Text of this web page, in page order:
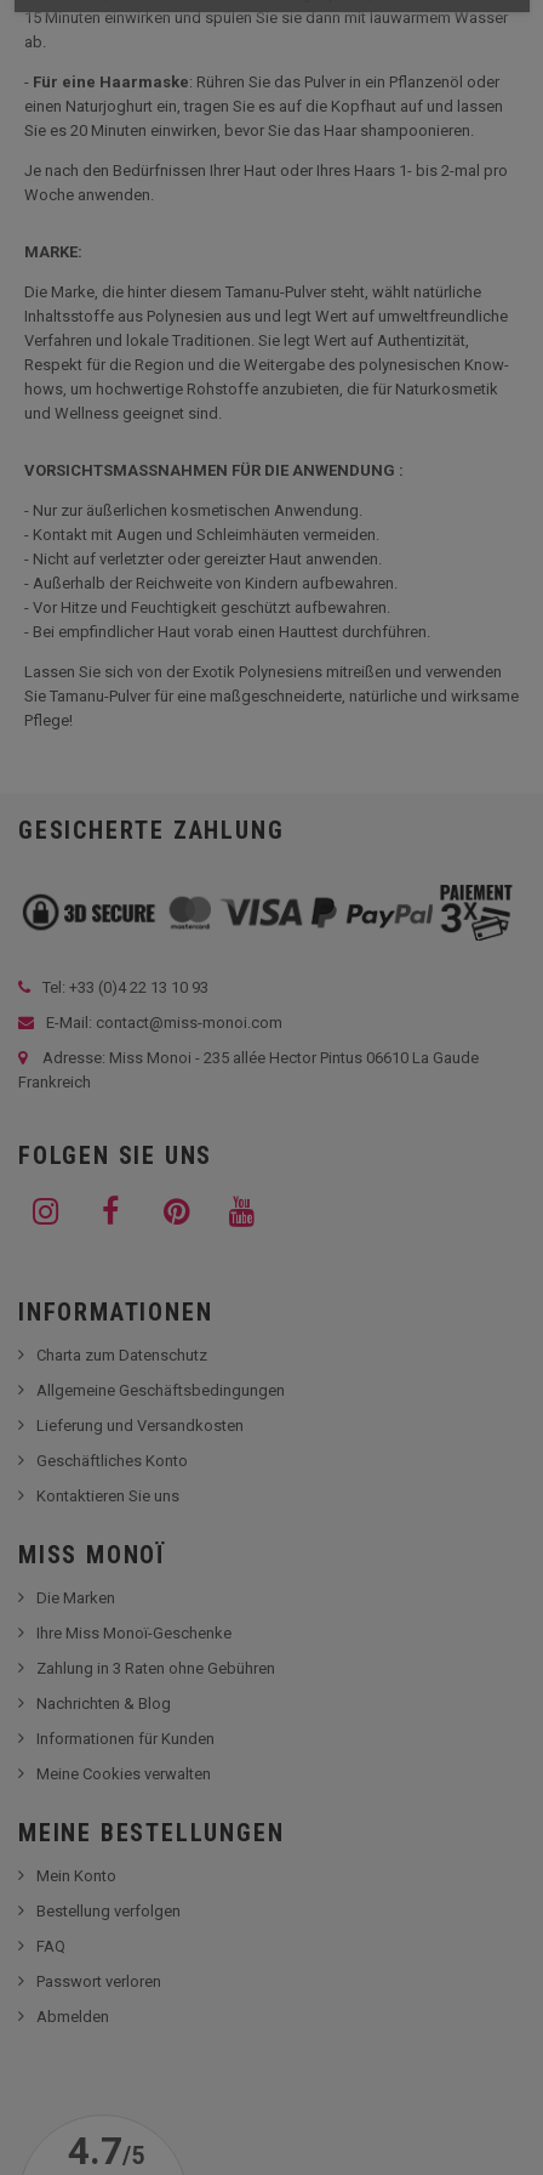
15 Minuten einwirken und spülen Sie sie dann mit lauwarmem Wasser
ab.
- Für eine Haarmaske: Rühren Sie das Pulver in ein Pflanzenöl oder
einen Naturjoghurt ein, tragen Sie es auf die Kopfhaut auf und lassen
Sie es 20 Minuten einwirken, bevor Sie das Haar shampoonieren.
Je nach den Bedürfnissen Ihrer Haut oder Ihres Haars 1- bis 2-mal pro
Woche anwenden.
MARKE:
Die Marke, die hinter diesem Tamanu-Pulver steht, wählt natürliche
Inhaltsstoffe aus Polynesien aus und legt Wert auf umweltfreundliche
Verfahren und lokale Traditionen. Sie legt Wert auf Authentizität,
Respekt für die Region und die Weitergabe des polynesischen Know-
hows, um hochwertige Rohstoffe anzubieten, die für Naturkosmetik
und Wellness geeignet sind.
VORSICHTSMASSNAHMEN FÜR DIE ANWENDUNG :
- Nur zur äußerlichen kosmetischen Anwendung.
- Kontakt mit Augen und Schleimhäuten vermeiden.
- Nicht auf verletzter oder gereizter Haut anwenden.
- Außerhalb der Reichweite von Kindern aufbewahren.
- Vor Hitze und Feuchtigkeit geschützt aufbewahren.
- Bei empfindlicher Haut vorab einen Hauttest durchführen.
Lassen Sie sich von der Exotik Polynesiens mitreißen und verwenden
Sie Tamanu-Pulver für eine maßgeschneiderte, natürliche und wirksame
Pflege!
GESICHERTE ZAHLUNG
Tel: +33 (0)4 22 13 10 93
E-Mail: contact@miss-monoi.com
Adresse: Miss Monoi - 235 allée Hector Pintus 06610 La Gaude
Frankreich
FOLGEN SIE UNS
INFORMATIONEN
Charta zum Datenschutz
Allgemeine Geschäftsbedingungen
Lieferung und Versandkosten
Geschäftliches Konto
Kontaktieren Sie uns
MISS MONOÏ
Die Marken
Ihre Miss Monoï-Geschenke
Zahlung in 3 Raten ohne Gebühren
Nachrichten & Blog
Informationen für Kunden
Meine Cookies verwalten
MEINE BESTELLUNGEN
Mein Konto
Bestellung verfolgen
FAQ
Passwort verloren
Abmelden